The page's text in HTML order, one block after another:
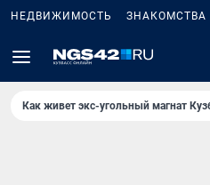
НЕДВИЖИМОСТЬ ЗНАКОМСТВА
Как живет экс-угольный магнат